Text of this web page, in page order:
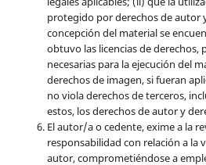
protegido por derechos de autor
concepción del material se
obtuvo las licencias de derechos,
necesarias para la ejecución del
derechos de imagen, si fueran
no viola derechos de terceros,
estos, los derechos de autor y
El autor/a o cedente, exime a la
responsabilidad con relación a la
autor, comprometiéndose a